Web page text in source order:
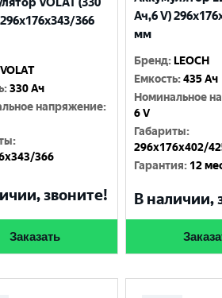
366
VOLAT
:330 Ач
напряжение:
:
366
звоните!
Заказать
Ач,6 V)
мм
Бренд: LEOCH
Емкость:435 Ач
Номинальное
6 V
Габариты:
296х176х402/
Гарантия: 12
В наличии,